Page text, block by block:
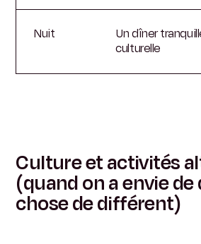
Nuit
Un dîner
culturelle
Culture et activités
(quand on a envie
chose de différent)